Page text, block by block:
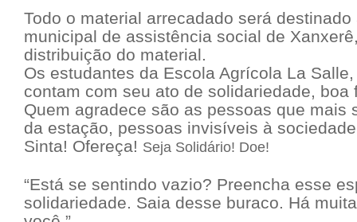
Todo o material arrecadado será
municipal de assistência social de
distribuição do material.
Os estudantes da Escola Agrícola La
contam com seu ato de solidariedade, boa
Quem agradece são as pessoas que mais
da estação, pessoas invisíveis à
Sinta! Ofereça! Seja Solidário! Doe!
“Está se sentindo vazio? Preencha esse
solidariedade. Saia desse buraco. Há